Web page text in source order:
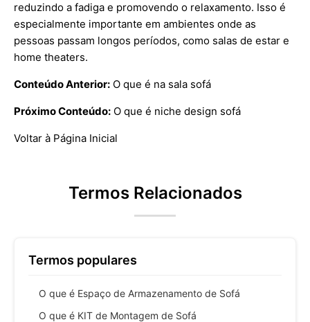
reduzindo a fadiga e promovendo o relaxamento. Isso é
especialmente importante em ambientes onde as
pessoas passam longos períodos, como salas de estar e
home theaters.
Conteúdo Anterior: O que é na sala sofá
Próximo Conteúdo: O que é niche design sofá
Voltar à Página Inicial
Termos Relacionados
Termos populares
O que é Espaço de Armazenamento de Sofá
O que é KIT de Montagem de Sofá